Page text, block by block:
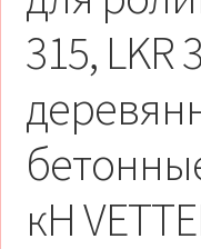
315, LKR
кН